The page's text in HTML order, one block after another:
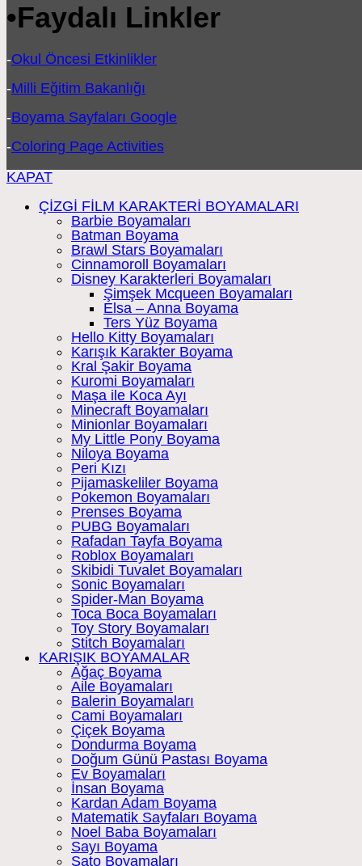
•Faydalı Linkler
-Okul Öncesi Etkinlikler
-Milli Eğitim Bakanlığı
-Boyama Sayfaları Google
-Coloring Page Activities
KAPAT
ÇİZGİ FİLM KARAKTERİ BOYAMALARI
Barbie Boyamaları
Batman Boyama
Brawl Stars Boyamaları
Cinnamoroll Boyamaları
Disney Karakterleri Boyamaları
Şimşek Mcqueen Boyamaları
Elsa – Anna Boyama
Ters Yüz Boyama
Hello Kitty Boyamaları
Karışık Karakter Boyama
Kral Şakir Boyama
Kuromi Boyamaları
Maşa ile Koca Ayı
Minecraft Boyamaları
Minionlar Boyamaları
My Little Pony Boyama
Niloya Boyama
Peri Kızı
Pijamaskeliler Boyama
Pokemon Boyamaları
Prenses Boyama
PUBG Boyamaları
Rafadan Tayfa Boyama
Roblox Boyamaları
Skibidi Tuvalet Boyamaları
Sonic Boyamaları
Spider-Man Boyama
Toca Boca Boyamaları
Toy Story Boyamaları
Stitch Boyamaları
KARIŞIK BOYAMALAR
Ağaç Boyama
Aile Boyamaları
Balerin Boyamaları
Cami Boyamaları
Çiçek Boyama
Dondurma Boyama
Doğum Günü Pastası Boyama
Ev Boyamaları
İnsan Boyama
Kardan Adam Boyama
Matematik Sayfaları Boyama
Noel Baba Boyamaları
Sayı Boyama
Şato Boyamaları